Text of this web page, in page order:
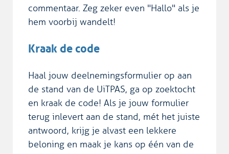
commentaar. Zeg zeker even "Hallo" als je
hem voorbij wandelt!
Kraak de code
Haal jouw deelnemingsformulier op aan
de stand van de UiTPAS, ga op zoektocht
en kraak de code! Als je jouw formulier
terug inlevert aan de stand, mét het juiste
antwoord, krijg je alvast een lekkere
beloning en maak je kans op één van de